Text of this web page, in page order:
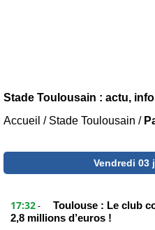
Stade Toulousain : actu,
Accueil / Stade Toulousain /
Vendredi 03
17:32 -
Toulouse : Le club
2,8 millions d’euros !